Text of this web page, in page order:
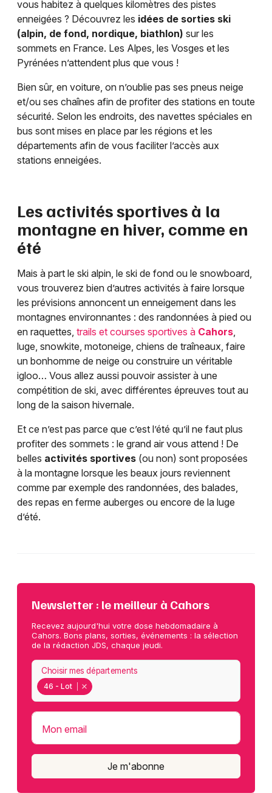
vous habitez à quelques kilomètres des pistes
enneigées ? Découvrez les idées de sorties ski
(alpin, de fond, nordique, biathlon) sur les
sommets en France. Les Alpes, les Vosges et les
Pyrénées n’attendent plus que vous !
Bien sûr, en voiture, on n’oublie pas ses pneus neige
et/ou ses chaînes afin de profiter des stations en toute
sécurité. Selon les endroits, des navettes spéciales en
bus sont mises en place par les régions et les
départements afin de vous faciliter l’accès aux
stations enneigées.
Les activités sportives à la
montagne en hiver, comme en
été
Mais à part le ski alpin, le ski de fond ou le snowboard,
vous trouverez bien d’autres activités à faire lorsque
les prévisions annoncent un enneigement dans les
montagnes environnantes : des randonnées à pied ou
en raquettes, trails et courses sportives à Cahors,
luge, snowkite, motoneige, chiens de traîneaux, faire
un bonhomme de neige ou construire un véritable
igloo… Vous allez aussi pouvoir assister à une
compétition de ski, avec différentes épreuves tout au
long de la saison hivernale.
Et ce n’est pas parce que c’est l’été qu’il ne faut plus
profiter des sommets : le grand air vous attend ! De
belles activités sportives (ou non) sont proposées
à la montagne lorsque les beaux jours reviennent
comme par exemple des randonnées, des balades,
des repas en ferme auberges ou encore de la luge
d’été.
Newsletter : le meilleur à Cahors
Recevez aujourd'hui votre dose hebdomadaire à
Cahors. Bons plans, sorties, événements : la sélection
de la rédaction JDS, chaque jeudi.
46 - Lot
Choisir mes départements
Mon email
Je m'abonne